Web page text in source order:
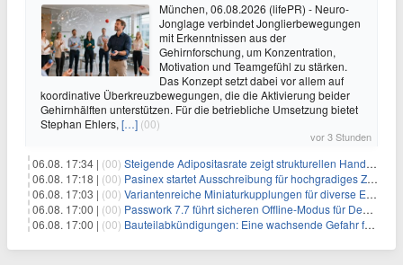
München, 06.08.2026 (lifePR) - Neuro-
Jonglage verbindet Jonglierbewegungen
mit Erkenntnissen aus der
Gehirnforschung, um Konzentration,
Motivation und Teamgefühl zu stärken.
Das Konzept setzt dabei vor allem auf
koordinative Überkreuzbewegungen, die die Aktivierung beider
Gehirnhälften unterstützen. Für die betriebliche Umsetzung bietet
Stephan Ehlers, […] (00)
vor 3 Stunden
06.08. 17:34 | (00) Steigende Adipositasrate zeigt strukturellen Handlungsbedarf bei der Ernährung schulpflichtiger Kinder
06.08. 17:18 | (00) Pasinex startet Ausschreibung für hochgradiges Zinksulfidkonzentrat mit Germanium- und Silbergehalten und stellt ein Betriebsupdate bereit
06.08. 17:03 | (00) Variantenreiche Miniaturkupplungen für diverse Einsatzbereiche
06.08. 17:00 | (00) Passwork 7.7 führt sicheren Offline-Modus für Desktop- und Mobile-Apps ein
06.08. 17:00 | (00) Bauteilabkündigungen: Eine wachsende Gefahr für industrielle Elektroniksysteme